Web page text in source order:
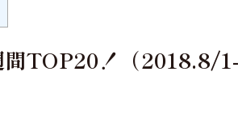
間TOP20！（2018.8/